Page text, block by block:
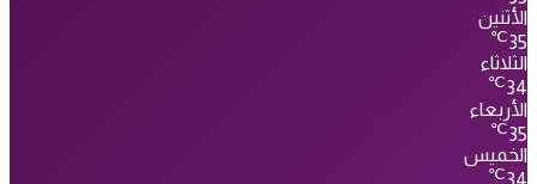
الأثنين
35
℃
الثلاثاء
34
℃
الأربعاء
35
℃
الخميس
℃